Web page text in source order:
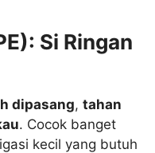
Si Ringan
dipasang,tahan
. Cocok banget
kecil yang butuh